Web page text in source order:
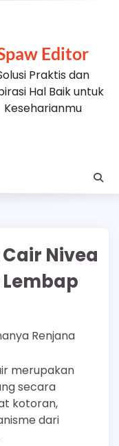
Editor
Praktis dan
Hal Baik untuk
Keseharianmu
Nivea
Renjana
merupakan
secara
kotoran,
dari